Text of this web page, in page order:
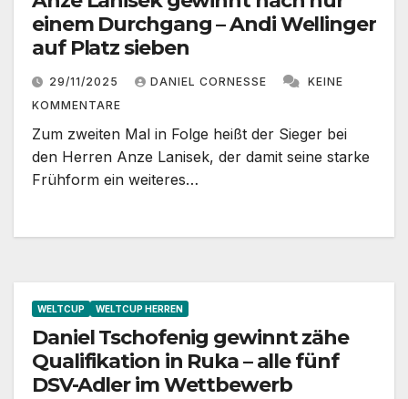
einem Durchgang – Andi Wellinger
auf Platz sieben
29/11/2025 DANIEL CORNESSE
KEINE
KOMMENTARE
Zum zweiten Mal in Folge heißt der Sieger bei
den Herren Anze Lanisek, der damit seine starke
Frühform ein weiteres…
WELTCUP WELTCUP HERREN
Daniel Tschofenig gewinnt zähe
Qualifikation in Ruka – alle fünf
DSV-Adler im Wettbewerb